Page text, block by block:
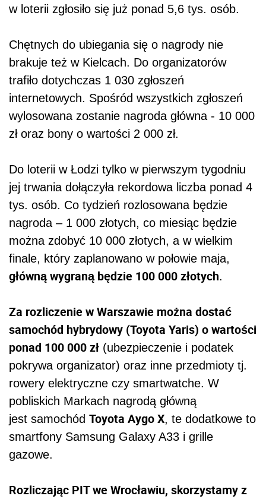
w loterii zgłosiło się już ponad 5,6 tys. osób.
Chętnych do ubiegania się o nagrody nie
brakuje też w Kielcach. Do organizatorów
trafiło dotychczas 1 030 zgłoszeń
internetowych. Spośród wszystkich zgłoszeń
wylosowana zostanie nagroda główna - 10 000
zł oraz bony o wartości 2 000 zł.
Do loterii w Łodzi tylko w pierwszym tygodniu
jej trwania dołączyła rekordowa liczba ponad 4
tys. osób. Co tydzień rozlosowana będzie
nagroda – 1 000 złotych, co miesiąc będzie
można zdobyć 10 000 złotych, a w wielkim
finale, który zaplanowano w połowie maja,
główną wygraną będzie 100 000 złotych.
Za rozliczenie w Warszawie można dostać
samochód hybrydowy (Toyota Yaris) o wartości
ponad 100 000 zł (ubezpieczenie i podatek
pokrywa organizator) oraz inne przedmioty tj.
rowery elektryczne czy smartwatche. W
pobliskich Markach nagrodą główną
jest samochód Toyota Aygo X, te dodatkowe to
smartfony Samsung Galaxy A33 i grille
gazowe.
Rozliczając PIT we Wrocławiu, skorzystamy z